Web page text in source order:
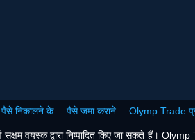
पैसे निकालने के पैसे जमा कराने Olymp Trade
वयस्क द्वारा निष्पादित किए जा सकते हैं।